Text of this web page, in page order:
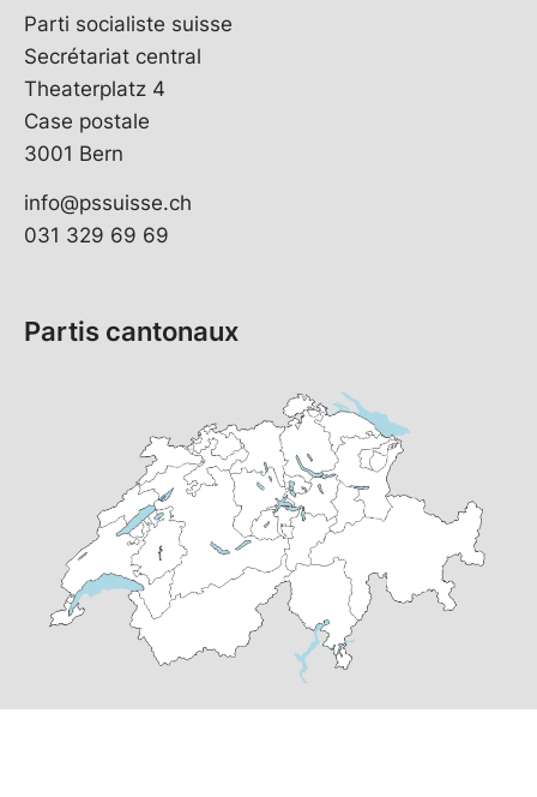
Parti socialiste suisse
Secrétariat central
Theaterplatz 4
Case postale
3001 Bern
info@pssuisse.ch
031 329 69 69
Partis cantonaux